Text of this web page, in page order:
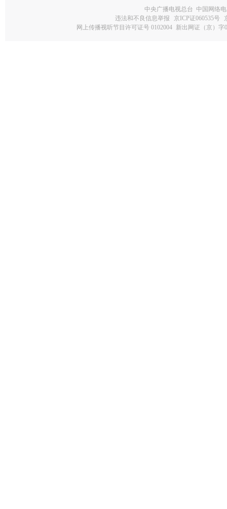
中央广播电视总台 中国网络
违法和不良信息举报
京ICP证060535号
网上传播视听节目许可证号 0102004 新出网证（京）